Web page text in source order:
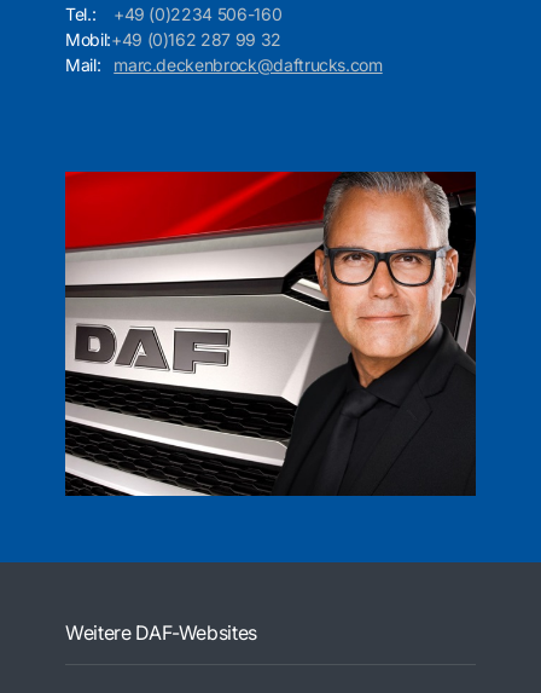
Tel.: +49 (0)2234 506-160
Mobil:+49 (0)162 287 99 32
Mail: marc.deckenbrock@daftrucks.com
Weitere DAF-Websites